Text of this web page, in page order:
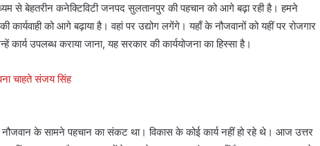
से बेहतरीन कनेक्टिविटी जनपद सुलतानपुर की पहचान को आगे बढ़ा रही है। हमने
को आगे बढ़ाया है। वहां पर उद्योग लगेंगे। यहाँ के नौजवानों को यहीं पर रोजगार
उपलब्ध कराया जाना, यह सरकार की कार्ययोजना का हिस्सा है।
चाहते संजय सिंह
नौजवान के सामने पहचान का संकट था। विकास के कोई कार्य नहीं हो रहे थे। आज उत्तर